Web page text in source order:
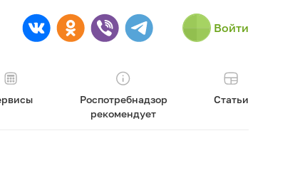
Войти
Роспотребнадзор
рекомендует
Статьи